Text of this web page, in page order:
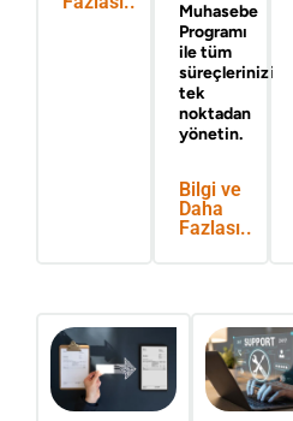
Muhasebe
Programı
ile tüm
süreçlerinizi
tek
noktadan
yönetin.
Bilgi ve
Daha
Fazlası..